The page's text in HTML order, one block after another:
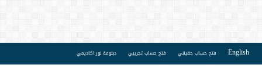
English فتح حساب حقيقي فتح حساب تجريبي دبلومة نور اكاديمي